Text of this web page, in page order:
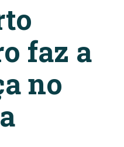
faz a
no